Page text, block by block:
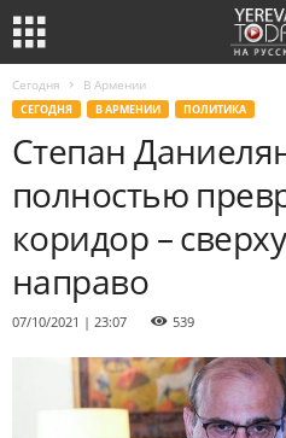
Сегодня В Армении
СЕГОДНЯ В АРМЕНИИ ПОЛИТИКА
Степан
полностью
коридор –
направо
07/10/2021 | 23:07 539